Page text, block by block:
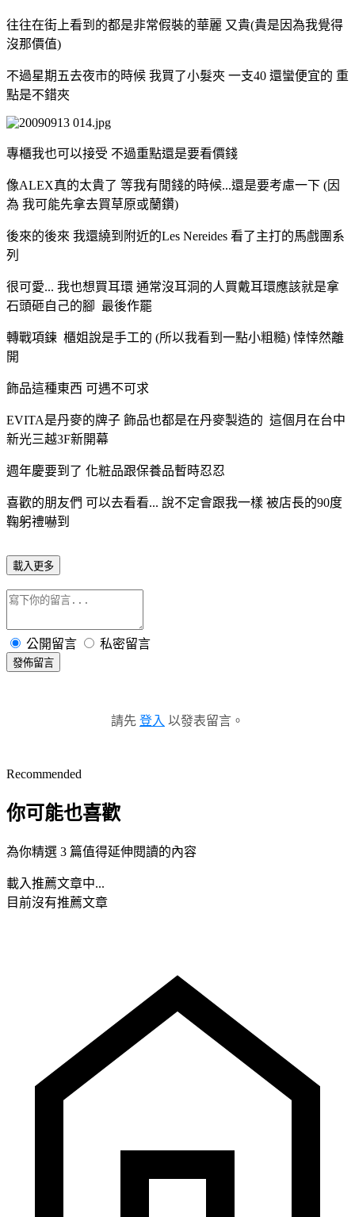
往往在街上看到的都是非常假裝的華麗 又貴(貴是因為我覺得
沒那價值)
不過星期五去夜市的時候 我買了小髮夾 一支40 還蠻便宜的 重
點是不錯夾
專櫃我也可以接受 不過重點還是要看價錢
像ALEX真的太貴了 等我有閒錢的時候...還是要考慮一下 (因
為 我可能先拿去買草原或蘭鑽)
後來的後來 我還繞到附近的Les Nereides 看了主打的馬戲團系
列
很可愛... 我也想買耳環 通常沒耳洞的人買戴耳環應該就是拿
石頭砸自己的腳 最後作罷
轉戰項鍊 櫃姐說是手工的 (所以我看到一點小粗糙) 悻悻然離
開
飾品這種東西 可遇不可求
EVITA是丹麥的牌子 飾品也都是在丹麥製造的 這個月在台中
新光三越3F新開幕
週年慶要到了 化粧品跟保養品暫時忍忍
喜歡的朋友們 可以去看看... 說不定會跟我一樣 被店長的90度
鞠躬禮嚇到
載入更多
公開留言 私密留言
發佈留言
請先 登入 以發表留言。
Recommended
你可能也喜歡
為你精選 3 篇值得延伸閱讀的內容
載入推薦文章中...
目前沒有推薦文章